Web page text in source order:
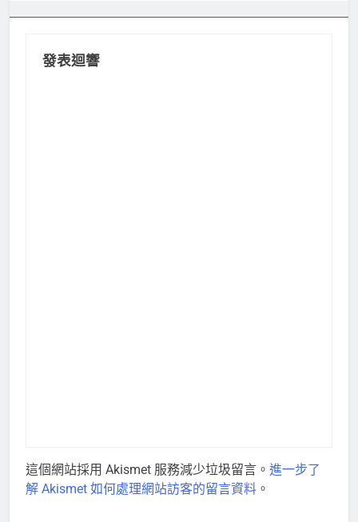
覽
發表迴響
這個網站採用 Akismet 服務減少垃圾留言。 進一步了
解 Akismet 如何處理網站訪客的留言資料 。